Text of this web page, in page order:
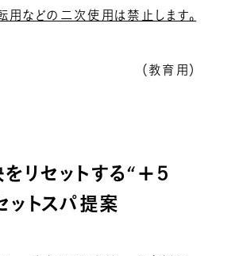
for SALON
用などの二次使用は禁止します。
（教育用）
リセットする“＋５
ットスパ提案